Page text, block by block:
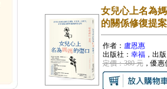
女兒心上名為
的關係修復提案
作者： 盧恩惠
出版社： 幸福，出
定價：380 元，優惠